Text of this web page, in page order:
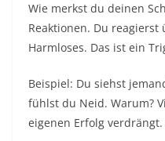
Wie merkst du deinen
Reaktionen. Du
Harmloses. Das ist ein
Beispiel: Du siehst
fühlst du Neid. Warum?
eigenen Erfolg